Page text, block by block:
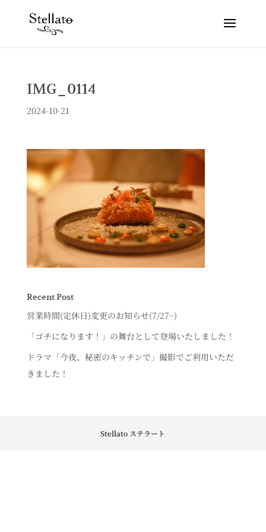
IMG_0114
2024-10-21
Recent Post
営業時間(定休日)変更のお知らせ(7/27~)
「ゴチになります！」の舞台として登場いたしました！
ドラマ「今夜、秘密のキッチンで」撮影でご利用いただ
きました！
Stellato ステラート